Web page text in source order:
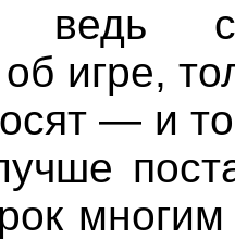
ведь
игре,
— и